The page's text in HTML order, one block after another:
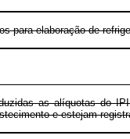
para elaboração de
as alíquotas do
e estejam